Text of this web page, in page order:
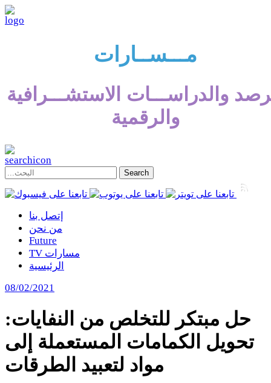
مـــســارات
والدراســـات الاستشـــرافية
والرقمية
إتصل بنا
من نحن
Future
TV مسارات
الرئيسية
08/02/2021
حل مبتكر للتخلص من النفايات:
تحويل الكمامات المستعملة إلى
مواد لتعبيد الطرقات